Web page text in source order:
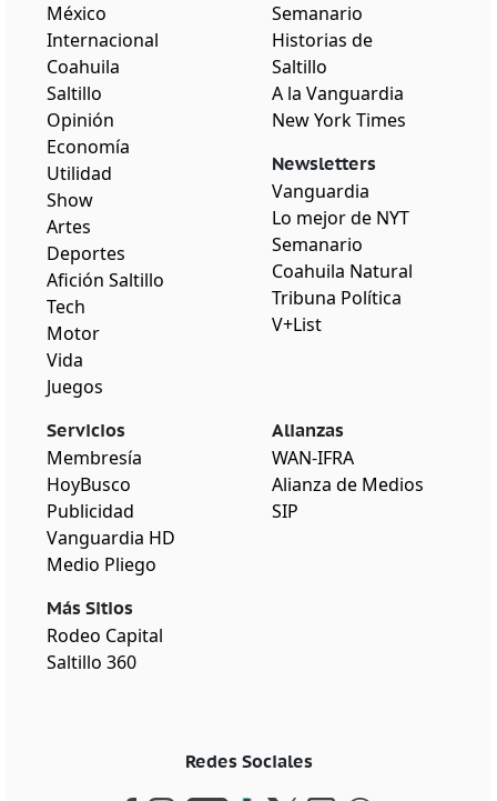
México
Internacional
Coahuila
Saltillo
Opinión
Economía
Utilidad
Show
Artes
Deportes
Afición Saltillo
Tech
Motor
Vida
Juegos
Semanario
Historias de
Saltillo
A la Vanguardia
New York Times
Newsletters
Vanguardia
Lo mejor de NYT
Semanario
Coahuila Natural
Tribuna Política
V+List
Servicios
Membresía
HoyBusco
Publicidad
Vanguardia HD
Medio Pliego
Más Sitios
Rodeo Capital
Saltillo 360
Alianzas
WAN-IFRA
Alianza de Medios
SIP
Redes Sociales